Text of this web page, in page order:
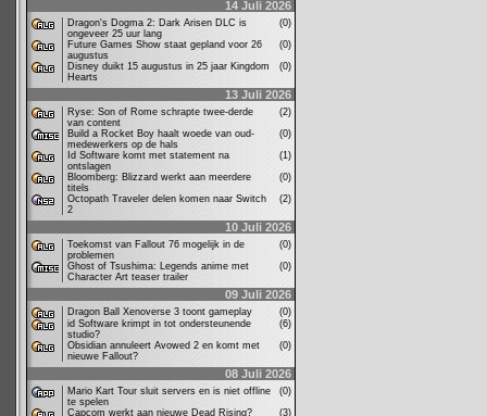
14 Juli 2026
Dragon's Dogma 2: Dark Arisen DLC is
ongeveer 25 uur lang
(0)
Future Games Show staat gepland voor 26
augustus
(0)
Disney duikt 15 augustus in 25 jaar Kingdom
Hearts
(0)
13 Juli 2026
Ryse: Son of Rome schrapte twee-derde
van content
(2)
Build a Rocket Boy haalt woede van oud-
medewerkers op de hals
(0)
Id Software komt met statement na
ontslagen
(1)
Bloomberg: Blizzard werkt aan meerdere
titels
(0)
Octopath Traveler delen komen naar Switch
2
(2)
10 Juli 2026
Toekomst van Fallout 76 mogelijk in de
problemen
(0)
Ghost of Tsushima: Legends anime met
Character Art teaser trailer
(0)
09 Juli 2026
Dragon Ball Xenoverse 3 toont gameplay
(0)
id Software krimpt in tot ondersteunende
studio?
(6)
Obsidian annuleert Avowed 2 en komt met
nieuwe Fallout?
(0)
08 Juli 2026
Mario Kart Tour sluit servers en is niet offline
te spelen
(0)
Capcom werkt aan nieuwe Dead Rising?
(3)